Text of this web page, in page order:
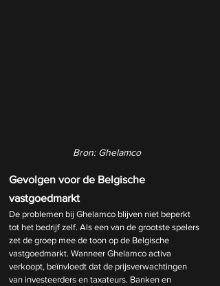
Bron: Ghelamco
Gevolgen voor de Belgische
vastgoedmarkt
De problemen bij Ghelamco blijven niet beperkt
tot het bedrijf zelf. Als een van de grootste spelers
zet de groep mee de toon op de Belgische
vastgoedmarkt. Wanneer Ghelamco activa
verkoopt, beïnvloedt dat de prijsverwachtingen
van investeerders en taxateurs. Banken en